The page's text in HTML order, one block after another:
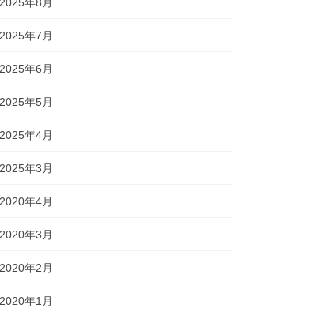
2025年7月
2025年6月
2025年5月
2025年4月
2025年3月
2020年4月
2020年3月
2020年2月
2020年1月